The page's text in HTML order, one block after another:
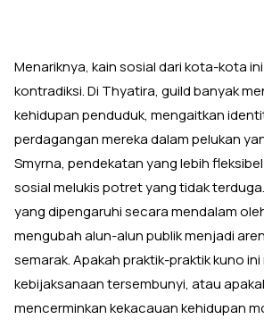
Menariknya, kain sosial dari kota-kota
kontradiksi. Di Thyatira, guild banyak
kehidupan penduduk, mengaitkan
perdagangan mereka dalam pelukan
Smyrna, pendekatan yang lebih
sosial melukis potret yang tidak
yang dipengaruhi secara mendalam
mengubah alun-alun publik menjadi
semarak. Apakah praktik-praktik kuno
kebijaksanaan tersembunyi, atau
mencerminkan kekacauan kehidupan